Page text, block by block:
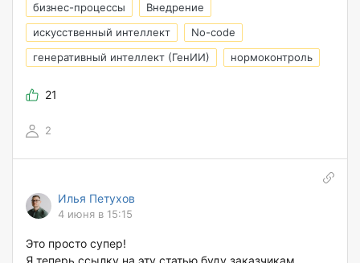
бизнес-процессы
Внедрение
искусственный интеллект
No-code
генеративный интеллект (ГенИИ)
нормоконтроль
21
2
Илья Петухов
4 июня в 15:15
Это просто супер!